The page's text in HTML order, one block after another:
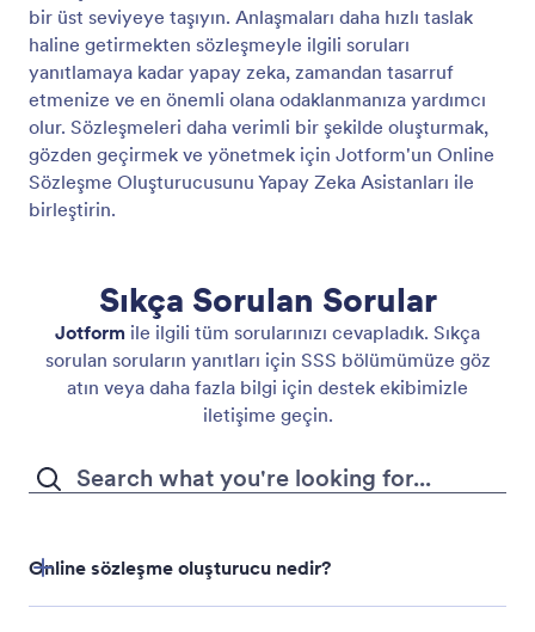
bir üst seviyeye taşıyın. Anlaşmaları daha hızlı taslak
haline getirmekten sözleşmeyle ilgili soruları
yanıtlamaya kadar yapay zeka, zamandan tasarruf
etmenize ve en önemli olana odaklanmanıza yardımcı
olur. Sözleşmeleri daha verimli bir şekilde oluşturmak,
gözden geçirmek ve yönetmek için Jotform'un Online
Sözleşme Oluşturucusunu Yapay Zeka Asistanları ile
birleştirin.
Sıkça Sorulan Sorular
Jotform ile ilgili tüm sorularınızı cevapladık. Sıkça
sorulan soruların yanıtları için SSS bölümümüze göz
atın veya daha fazla bilgi için destek ekibimizle
iletişime geçin.
Online sözleşme oluşturucu nedir?